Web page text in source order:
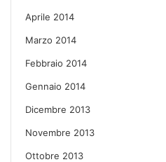
Aprile 2014
Marzo 2014
Febbraio 2014
Gennaio 2014
Dicembre 2013
Novembre 2013
Ottobre 2013